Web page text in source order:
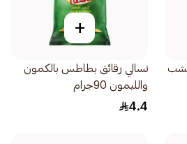
+
تسالي رقائق بطاطس بالكمون
والليمون 90جرام
4.4